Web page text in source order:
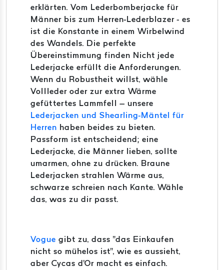
erklärten. Vom Lederbomberjacke für
Männer bis zum Herren-Lederblazer - es
ist die Konstante in einem Wirbelwind
des Wandels. Die perfekte
Übereinstimmung finden Nicht jede
Lederjacke erfüllt die Anforderungen.
Wenn du Robustheit willst, wähle
Vollleder oder zur extra Wärme
gefüttertes Lammfell – unsere
Lederjacken und Shearling-Mäntel für
Herren haben beides zu bieten.
Passform ist entscheidend; eine
Lederjacke, die Männer lieben, sollte
umarmen, ohne zu drücken. Braune
Lederjacken strahlen Wärme aus,
schwarze schreien nach Kante. Wähle
das, was zu dir passt.
Vogue gibt zu, dass "das Einkaufen
nicht so mühelos ist", wie es aussieht,
aber Cycas d'Or macht es einfach.